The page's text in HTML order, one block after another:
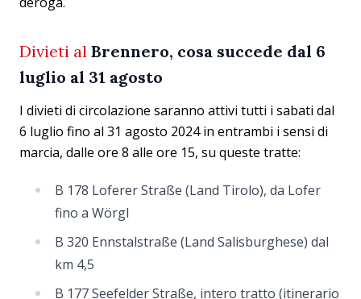
Divieti al Brennero, cosa succede dal 6
luglio al 31 agosto
I divieti di circolazione saranno attivi tutti i sabati dal
6 luglio fino al 31 agosto 2024 in entrambi i sensi di
marcia, dalle ore 8 alle ore 15, su queste tratte:
B 178 Loferer Straße (Land Tirolo), da Lofer
fino a Wörgl
B 320 Ennstalstraße (Land Salisburghese) dal
km 4,5
B 177 Seefelder Straße, intero tratto (itinerario